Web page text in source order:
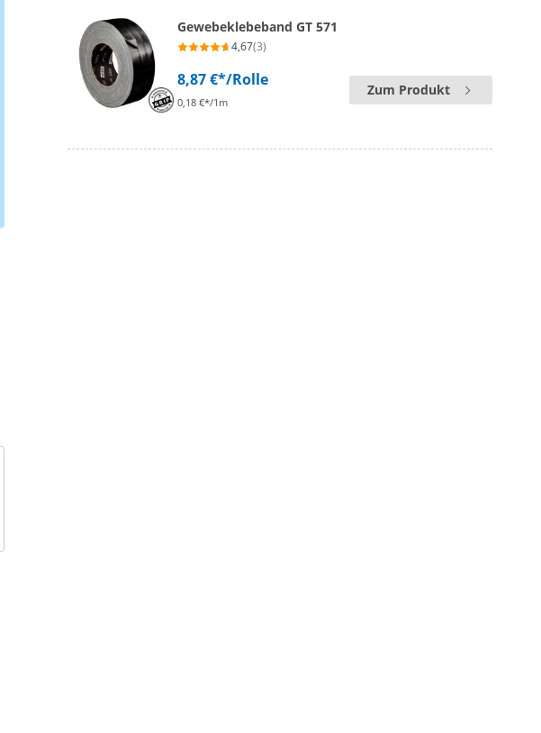
Gewebeklebeband GT 571
4,67(3)
8,87 €*/Rolle
0,18 €*/1m
Zum Produkt